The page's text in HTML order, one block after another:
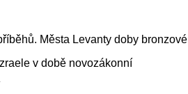
Města Levanty doby bronzové
v době novozákonní